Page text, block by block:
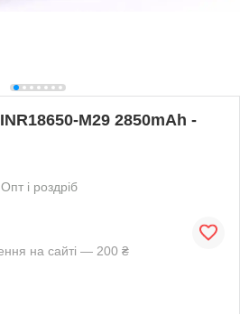
M29 2850mAh -
Опт і роздріб
на сайті — 200 ₴